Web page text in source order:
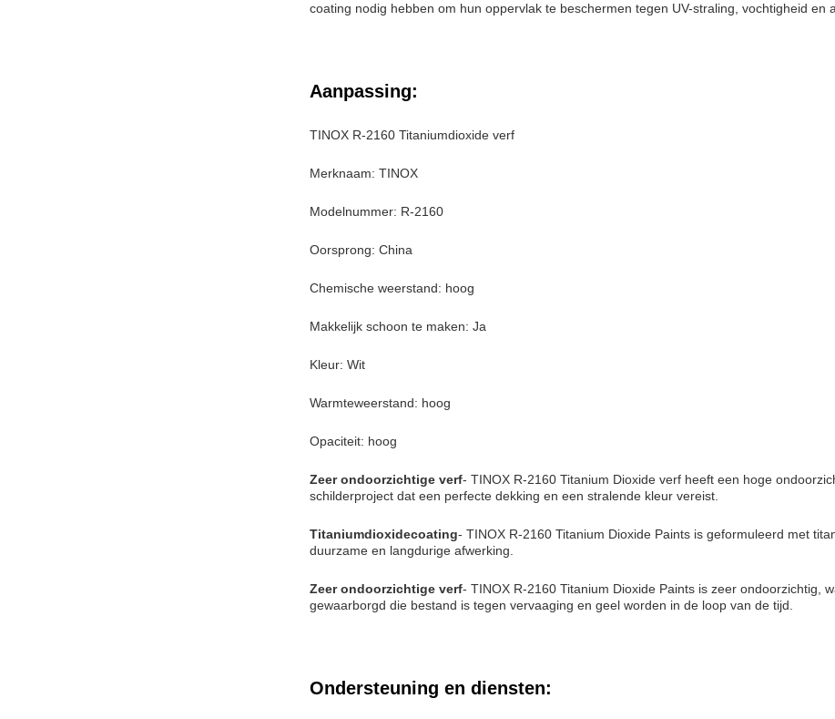
coating nodig hebben om hun oppervlak te beschermen tegen UV-straling, vochtigheid en
Aanpassing:
TINOX R-2160 Titaniumdioxide verf
Merknaam: TINOX
Modelnummer: R-2160
Oorsprong: China
Chemische weerstand: hoog
Makkelijk schoon te maken: Ja
Kleur: Wit
Warmteweerstand: hoog
Opaciteit: hoog
Zeer ondoorzichtige verf- TINOX R-2160 Titanium Dioxide verf heeft een hoge
schilderproject dat een perfecte dekking en een stralende kleur vereist.
Titaniumdioxidecoating- TINOX R-2160 Titanium Dioxide Paints is geformuleerd met
duurzame en langdurige afwerking.
Zeer ondoorzichtige verf- TINOX R-2160 Titanium Dioxide Paints is zeer ondoorzichtig,
gewaarborgd die bestand is tegen vervaaging en geel worden in de loop van de tijd.
Ondersteuning en diensten: